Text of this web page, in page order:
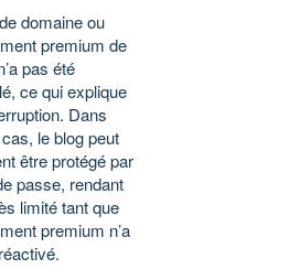
domaine ou
premium de
pas été
ce qui explique
Dans
le blog peut
être protégé par
passe, rendant
limité tant que
premium n’a